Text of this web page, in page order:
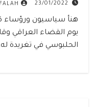
23/01/2022
‏هنأ سياسيون ورؤساء
يوم القضاء العراقي
الحلبوسي في تغريدة